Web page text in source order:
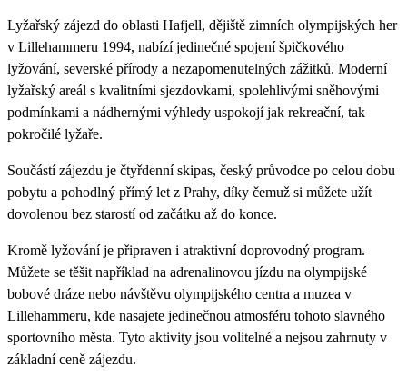
Lyžařský zájezd do oblasti Hafjell, dějiště zimních olympijských her
v Lillehammeru 1994, nabízí jedinečné spojení špičkového
lyžování, severské přírody a nezapomenutelných zážitků. Moderní
lyžařský areál s kvalitními sjezdovkami, spolehlivými sněhovými
podmínkami a nádhernými výhledy uspokojí jak rekreační, tak
pokročilé lyžaře.
Součástí zájezdu je čtyřdenní skipas, český průvodce po celou dobu
pobytu a pohodlný přímý let z Prahy, díky čemuž si můžete užít
dovolenou bez starostí od začátku až do konce.
Kromě lyžování je připraven i atraktivní doprovodný program.
Můžete se těšit například na adrenalinovou jízdu na olympijské
bobové dráze nebo návštěvu olympijského centra a muzea v
Lillehammeru, kde nasajete jedinečnou atmosféru tohoto slavného
sportovního města. Tyto aktivity jsou volitelné a nejsou zahrnuty v
základní ceně zájezdu.